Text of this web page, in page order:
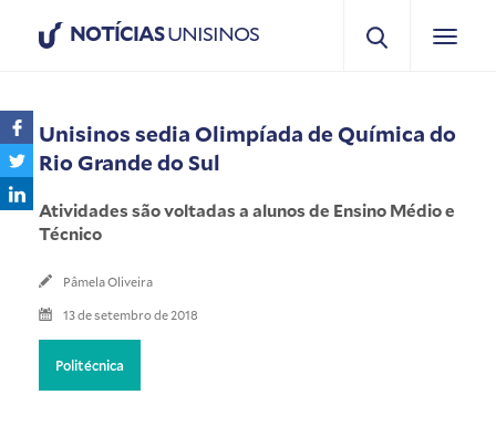
NOTÍCIASUNISINOS
Unisinos sedia Olimpíada de Química do
Rio Grande do Sul
Atividades são voltadas a alunos de Ensino Médio e
Técnico
Pâmela Oliveira
13 de setembro de 2018
Politécnica